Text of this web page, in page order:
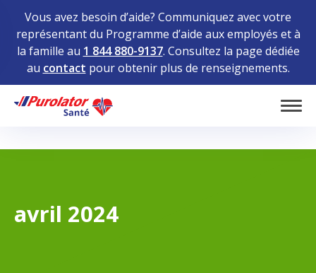
Vous avez besoin d’aide? Communiquez avec votre
représentant du Programme d’aide aux employés et à
la famille au 1 844 880-9137. Consultez la page dédiée
au contact pour obtenir plus de renseignements.
Home
avril 2024